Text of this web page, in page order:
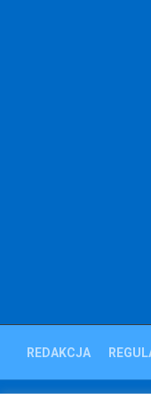
REDAKCJA